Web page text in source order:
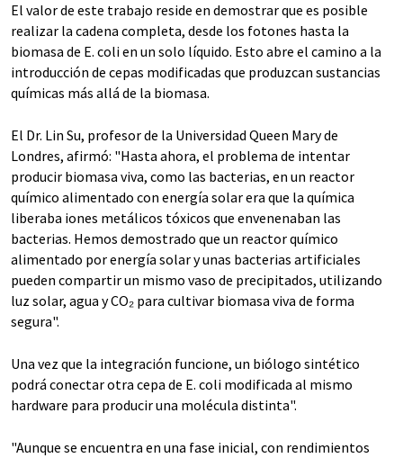
El valor de este trabajo reside en demostrar que es posible
realizar la cadena completa, desde los fotones hasta la
biomasa de E. coli en un solo líquido. Esto abre el camino a la
introducción de cepas modificadas que produzcan sustancias
químicas más allá de la biomasa.
El Dr. Lin Su, profesor de la Universidad Queen Mary de
Londres, afirmó: "Hasta ahora, el problema de intentar
producir biomasa viva, como las bacterias, en un reactor
químico alimentado con energía solar era que la química
liberaba iones metálicos tóxicos que envenenaban las
bacterias. Hemos demostrado que un reactor químico
alimentado por energía solar y unas bacterias artificiales
pueden compartir un mismo vaso de precipitados, utilizando
luz solar, agua y CO₂ para cultivar biomasa viva de forma
segura".
Una vez que la integración funcione, un biólogo sintético
podrá conectar otra cepa de E. coli modificada al mismo
hardware para producir una molécula distinta".
"Aunque se encuentra en una fase inicial, con rendimientos